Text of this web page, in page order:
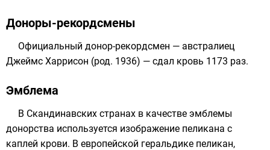
Доноры-рекордсмены
Официальный донор-рекордсмен — австралиец
Джеймс Харрисон (род. 1936) — сдал кровь 1173 раз.
Эмблема
В Скандинавских странах в качестве эмблемы
донорства используется изображение пеликана с
каплей крови. В европейской геральдике пеликан,